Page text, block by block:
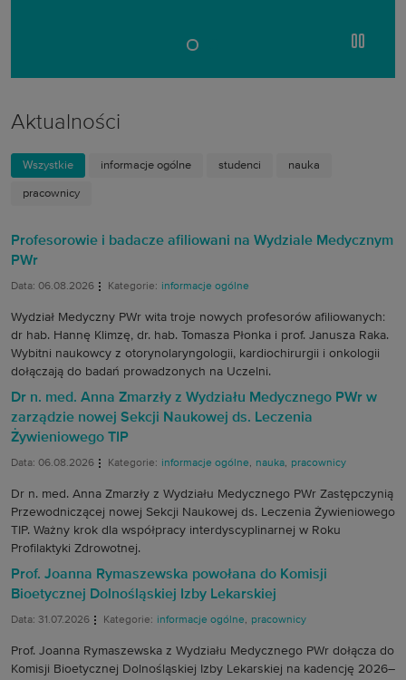
Aktualności
Wszystkie informacje ogólne studenci nauka
pracownicy
Profesorowie i badacze afiliowani na Wydziale Medycznym
PWr
Data: 06.08.2026 Kategorie: informacje ogólne
Wydział Medyczny PWr wita troje nowych profesorów afiliowanych:
dr hab. Hannę Klimzę, dr. hab. Tomasza Płonka i prof. Janusza Raka.
Wybitni naukowcy z otorynolaryngologii, kardiochirurgii i onkologii
dołączają do badań prowadzonych na Uczelni.
Dr n. med. Anna Zmarzły z Wydziału Medycznego PWr w
zarządzie nowej Sekcji Naukowej ds. Leczenia
Żywieniowego TIP
Data: 06.08.2026 Kategorie: informacje ogólne, nauka, pracownicy
Dr n. med. Anna Zmarzły z Wydziału Medycznego PWr Zastępczynią
Przewodniczącej nowej Sekcji Naukowej ds. Leczenia Żywieniowego
TIP. Ważny krok dla współpracy interdyscyplinarnej w Roku
Profilaktyki Zdrowotnej.
Prof. Joanna Rymaszewska powołana do Komisji
Bioetycznej Dolnośląskiej Izby Lekarskiej
Data: 31.07.2026 Kategorie: informacje ogólne, pracownicy
Prof. Joanna Rymaszewska z Wydziału Medycznego PWr dołącza do
Komisji Bioetycznej Dolnośląskiej Izby Lekarskiej na kadencję 2026–